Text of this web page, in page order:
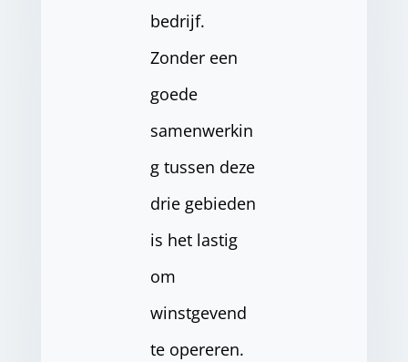
bedrijf.
Zonder een
goede
samenwerkin
g tussen deze
drie gebieden
is het lastig
om
winstgevend
te opereren.